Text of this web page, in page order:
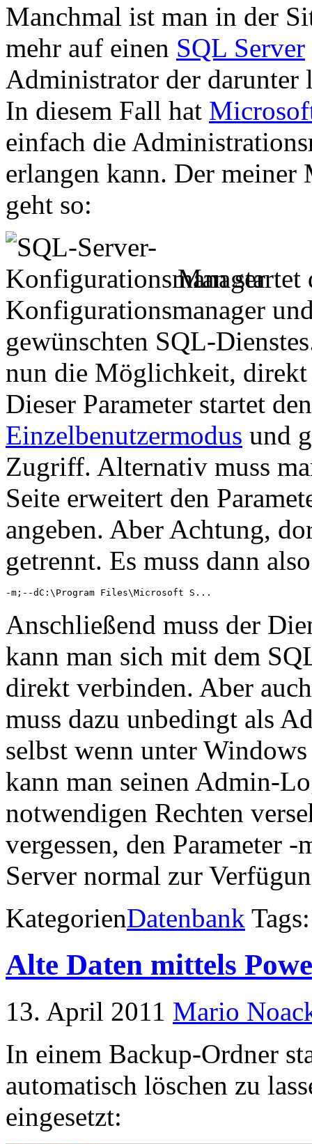
Manchmal ist man in der
mehr auf einen SQL Server
Administrator der darunter
In diesem Fall hat
einfach die
erlangen kann. Der meiner
geht so:
Man startet
Konfigurationsmanager
gewünschten SQL-
nun die Möglichkeit, direkt
Dieser Parameter startet
Einzelbenutzermodus und
Zugriff. Alternativ muss
Seite erweitert den
angeben. Aber Achtung,
getrennt. Es muss dann
-m;--dC:\Program Files\Microsoft S...
Anschließend muss der
kann man sich mit dem
direkt verbinden. Aber
muss dazu unbedingt als
selbst wenn unter
kann man seinen Admin-
notwendigen Rechten
vergessen, den Parameter
Server normal zur
KategorienDatenbank
Alte Daten mittels
13. April 2011 Mario
In einem Backup-Ordner
automatisch löschen zu
eingesetzt: